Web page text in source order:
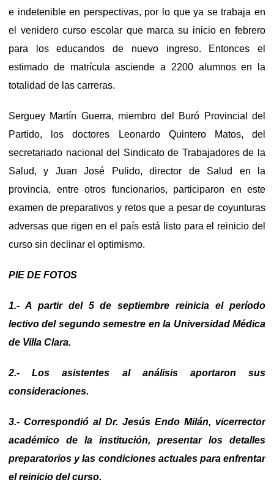
e indetenible en perspectivas, por lo que ya se trabaja en
el venidero curso escolar que marca su inicio en febrero
para los educandos de nuevo ingreso. Entonces el
estimado de matrícula asciende a 2200 alumnos en la
totalidad de las carreras.
Serguey Martín Guerra, miembro del Buró Provincial del
Partido, los doctores Leonardo Quintero Matos, del
secretariado nacional del Sindicato de Trabajadores de la
Salud, y Juan José Pulido, director de Salud en la
provincia, entre otros funcionarios, participaron en este
examen de preparativos y retos que a pesar de coyunturas
adversas que rigen en el país está listo para el reinicio del
curso sin declinar el optimismo.
PIE DE FOTOS
1.- A partir del 5 de septiembre reinicia el período
lectivo del segundo semestre en la Universidad Médica
de Villa Clara.
2.- Los asistentes al análisis aportaron sus
consideraciones.
3.- Correspondió al Dr. Jesús Endo Milán, vicerrector
académico de la institución, presentar los detalles
preparatorios y las condiciones actuales para enfrentar
el reinicio del curso.